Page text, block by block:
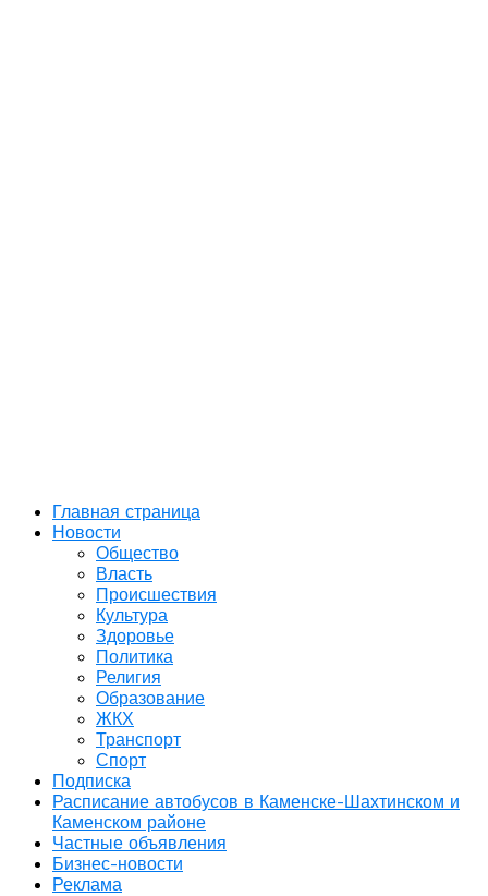
Главная страница
Новости
Общество
Власть
Происшествия
Культура
Здоровье
Политика
Религия
Образование
ЖКХ
Транспорт
Спорт
Подписка
Расписание автобусов в Каменске-Шахтинском и
Каменском районе
Частные объявления
Бизнес-новости
Реклама